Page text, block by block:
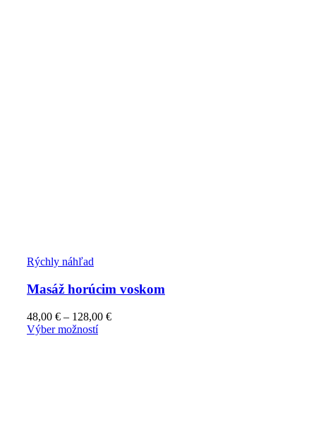
Rýchly náhľad
Masáž horúcim voskom
48,00 € – 128,00 €
Výber možností